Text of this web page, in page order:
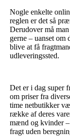
Nogle enkelte
reglen er det så
Derudover må
gerne – uanset
blive at få
udleveringssted.
Det er i dag super
om priser fra
time netbutikker
række af deres
mænd og kvinder –
fragt uden